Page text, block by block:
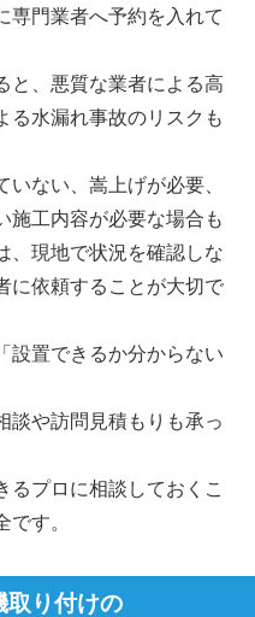
専門業者へ予約を入れて
と、悪質な業者による高
る水漏れ事故のリスクも
ない、嵩上げが必要、
施工内容が必要な場合も
、現地で状況を確認しな
に依頼することが大切で
設置できるか分からない
談や訪問見積もりも承っ
るプロに相談しておくこ
です。
取り付けの